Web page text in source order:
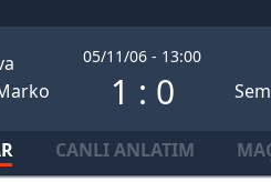
05/11/06 - 13:00
1 : 0
CANLI ANLATIM